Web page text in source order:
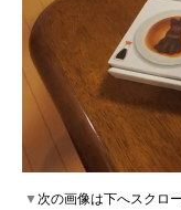
▼次の画像は下へスクロ